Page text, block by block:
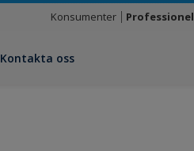
Konsumenter
Kontakta oss